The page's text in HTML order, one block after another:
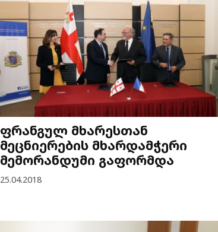
ფრანგულ მხარესთან
მეცნიერების მხარდამჭერი
მემორანდუმი გაფორმდა
25.04.2018